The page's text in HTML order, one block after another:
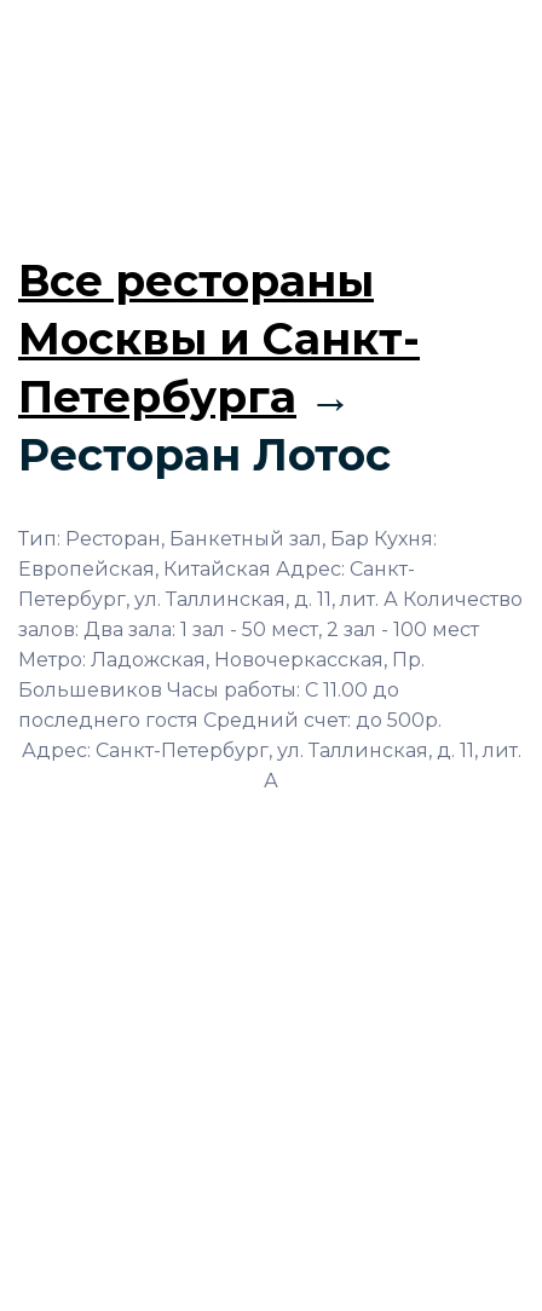
Все рестораны
Москвы и Санкт-
Петербурга →
Ресторан Лотос
Тип: Ресторан, Банкетный зал, Бар Кухня:
Европейская, Китайская Адрес: Санкт-
Петербург, ул. Таллинская, д. 11, лит. А Количество
залов: Два зала: 1 зал - 50 мест, 2 зал - 100 мест
Метро: Ладожская, Новочеркасская, Пр.
Большевиков Часы работы: С 11.00 до
последнего гостя Средний счет: до 500р.
Адрес: Санкт-Петербург, ул. Таллинская, д. 11, лит.
А